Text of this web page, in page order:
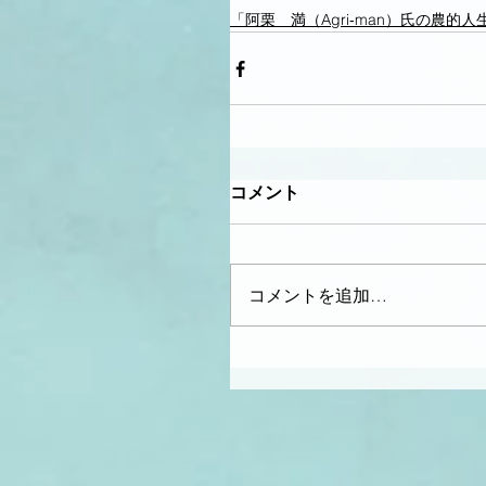
「阿栗 満（Agri‐man）氏の農的人
コメント
コメントを追加…